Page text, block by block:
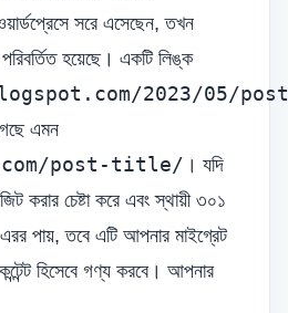
সরে এসেছেন, তখন
হয়েছে। একটি লিঙ্ক
2023/05/
এমন
post-title/ । যদি
করার চেষ্টা করে এবং স্থায়ী ৩০১
এরর পায়, তবে এটি আপনার মাইগ্রেট
হিসেবে গণ্য করবে। আপনার